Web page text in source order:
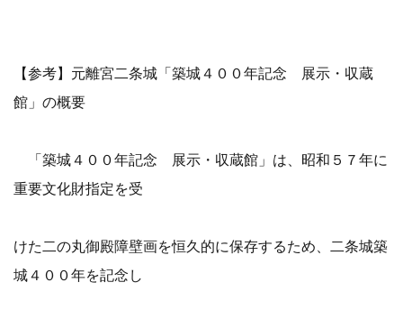
【参考】元離宮二条城「築城４００年記念 展示・収蔵
館」の概要
「築城４００年記念 展示・収蔵館」は、昭和５７年に
重要文化財指定を受
けた二の丸御殿障壁画を恒久的に保存するため、二条城築
城４００年を記念し